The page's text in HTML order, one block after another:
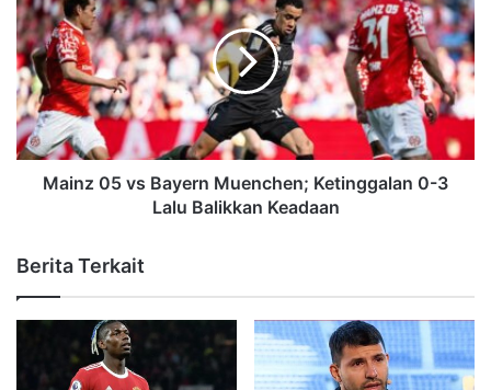
Mainz 05 vs Bayern Muenchen; Ketinggalan 0-3
Lalu Balikkan Keadaan
Berita Terkait